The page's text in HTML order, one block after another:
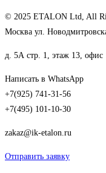
© 2025 ETALON Ltd, All
Москва ул.
д. 5А стр. 1, этаж 13, офис
Написать в WhatsApp
+7(925) 741-31-56
+7(495) 101-10-30
zakaz@ik-etalon.ru
Отправить заявку